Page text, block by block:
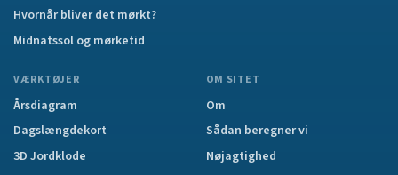
Hvornår bliver det mørkt?
Midnatssol og mørketid
VÆRKTØJER
Årsdiagram
Dagslængdekort
3D Jordklode
OM SITET
Om
Sådan beregner vi
Nøjagtighed